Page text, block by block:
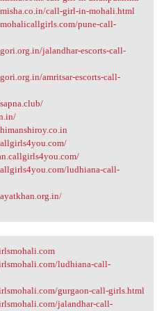
call-girl-in-mohali.html
pune-call-
jalandhar-escorts-call-
amritsar-escorts-call-
ludhiana-call-
ludhiana-call-
gurgaon-call-girls.html
jalandhar-call-